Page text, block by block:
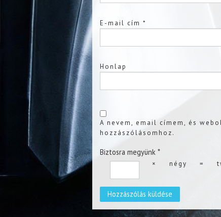
E-mail cím *
Honlap
A nevem, email címem, és
hozzászólásomhoz.
Biztosra megyünk *
× négy =